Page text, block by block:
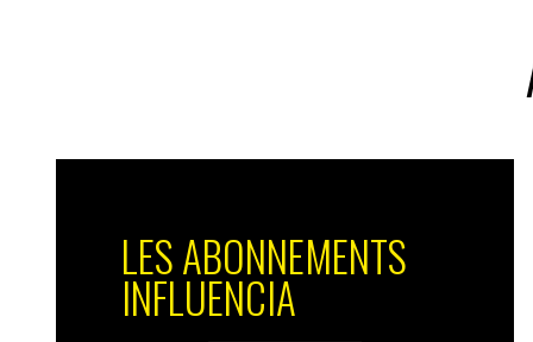
LES ABONNEMENTS
INFLUENCIA